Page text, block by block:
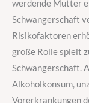
werdende Mutter
Schwangerschaft
Risikofaktoren
große Rolle spielt
Schwangerschaft.
Alkoholkonsum,
Vorerkrankungen